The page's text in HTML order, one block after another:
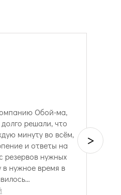
Обой-ма,
решали, что
минуту во всём,
и ответы на
резервов нужных
в нужное время в
будем
>